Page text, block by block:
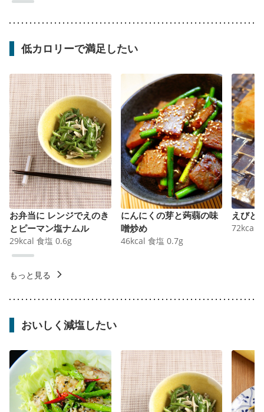
低カロリーで満足したい
お弁当に レンジでえのき
とピーマン塩ナムル
29kcal 食塩 0.6g
にんにくの芽と蒟蒻の味
噌炒め
46kcal 食塩 0.7g
えびと
72kcal
もっと見る
おいしく減塩したい